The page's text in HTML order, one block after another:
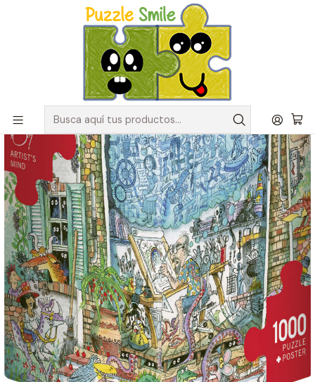
Envíos GRATIS para pedidos sobre $50.000 en Regiones de la
Catálogo de Puzzles y Rompecabezas
Marcas
Puzzle 1000 Piezas | Artist's Mind